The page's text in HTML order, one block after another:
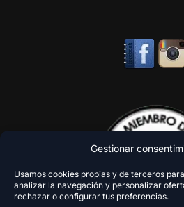
Gestionar
Usamos cookies propias y de terceros
analizar la navegación y personalizar
rechazar o configurar tus preferencias.